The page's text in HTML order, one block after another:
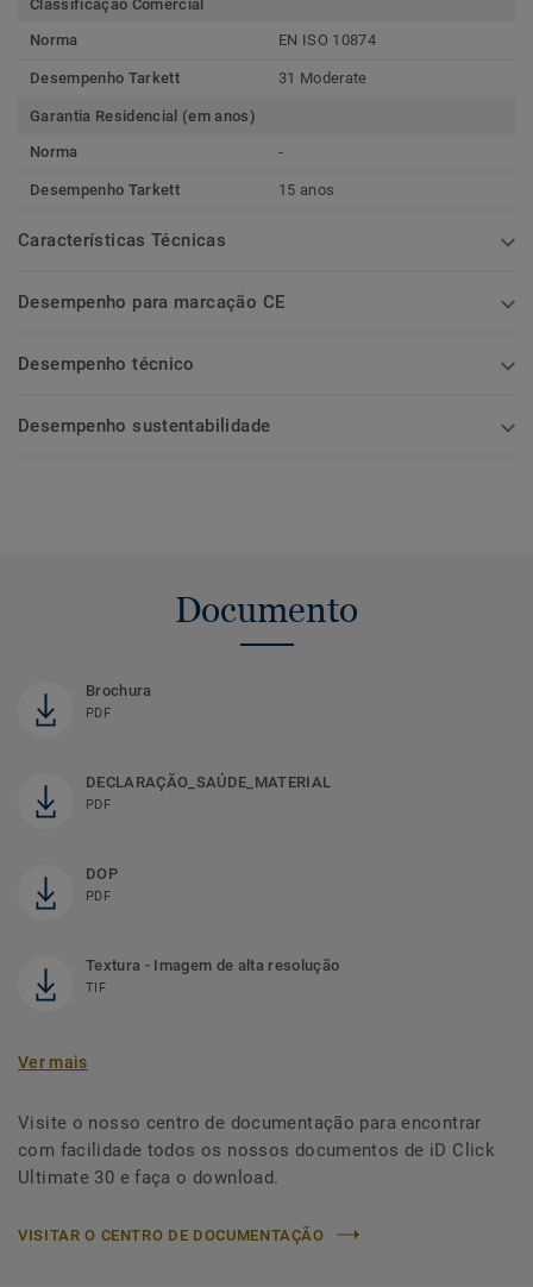
Classificação Comercial
Norma
EN ISO 10874
Desempenho Tarkett 31 Moderate
Garantia Residencial (em anos)
Norma
-
Desempenho Tarkett 15 anos
Características Técnicas
Desempenho para marcação CE
Desempenho técnico
Desempenho sustentabilidade
Documento
Brochura
PDF
DECLARAÇÃO_SAÚDE_MATERIAL
PDF
DOP
PDF
Textura - Imagem de alta resolução
TIF
Ver mais
Visite o nosso centro de documentação para encontrar
com facilidade todos os nossos documentos de iD Click
Ultimate 30 e faça o download.
VISITAR O CENTRO DE DOCUMENTAÇÃO